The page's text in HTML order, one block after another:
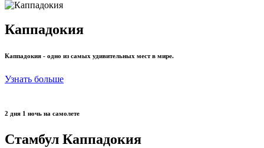
Каппадокия
Каппадокия - одно из самых удивительных мест в мире.
Узнать больше
2 дня 1 ночь на самолете
Стамбул Каппадокия